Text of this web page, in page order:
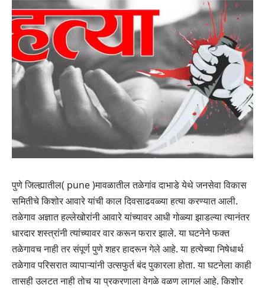
पुणे जिल्ह्यातील( pune )मावळातील तळेगांव दाभाडे येथे जनसेवा विकास
समितीचे किशोर आवारे यांची काल दिवसाढवळ्या हत्या करण्यात आली.
तळेगाव अज्ञात हल्लेखोरांनी आवारे यांच्यावर आधी गोळ्या झाडल्या त्यानंतर
धारदार शस्त्रांनी त्यांच्यावर वार करून फरार झाले. या घटनेने फक्त
तळेगावच नाही तर संपूर्ण पुणे शहर हादरून गेले आहे. या हत्येच्या निषेधार्थ
तळेगाव परिसरात व्यापाऱ्यांनी उत्सफुर्त बंद पुकारला होता. या घटनेला काही
तासही उलटत नाही तोच या प्रकरणाला वेगळे वळण लागलं आहे. किशोर